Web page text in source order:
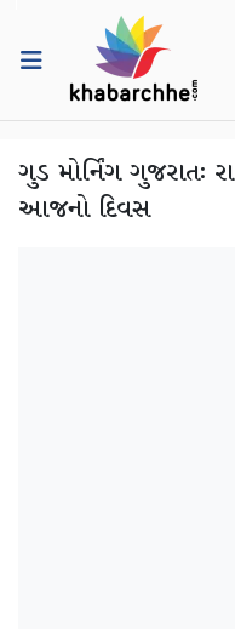
ગુડ મોર્નિંગ ગુજરાતઃ
આજનો દિવસ